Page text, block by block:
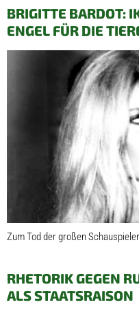
BRIGITTE BARDOT:
ENGEL FÜR DIE
Zum Tod der großen
RHETORIK GEGEN
ALS STAATSRAISON